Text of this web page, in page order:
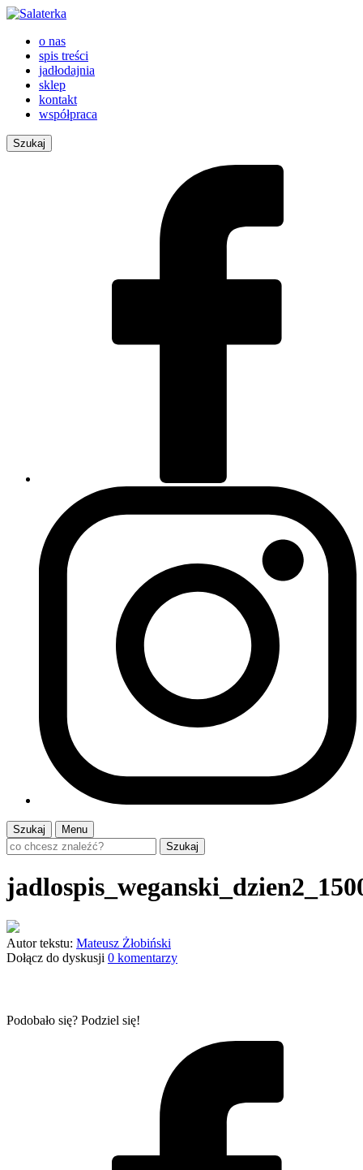
o nas
spis treści
jadłodajnia
sklep
kontakt
współpraca
Szukaj
Szukaj
Menu
Szukaj
Autor tekstu: Mateusz Żłobiński
Dołącz do dyskusji 0 komentarzy
Podobało się? Podziel się!